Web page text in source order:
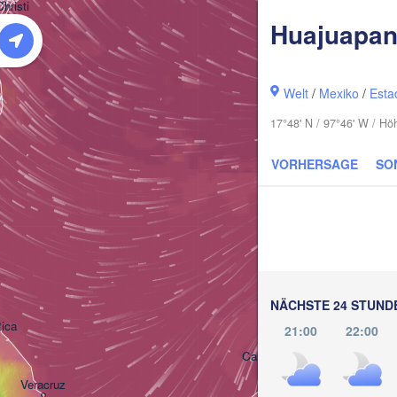
Huajuapan
Welt / Mexiko /
17°48' N / 97°46' W /
VORHERSAGE
NÄCHSTE 24
21:00
22:00
Campeche
Veracruz
Mérida